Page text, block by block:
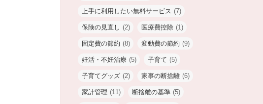
上手に利用したい無料サービス (7)
保険の見直し (2) 医療費控除 (1)
固定費の節約 (8) 変動費の節約 (9)
妊活・不妊治療 (5) 子育て (5)
子育てグッズ (2) 家事の断捨離 (6)
家計管理 (11) 断捨離の基準 (5)